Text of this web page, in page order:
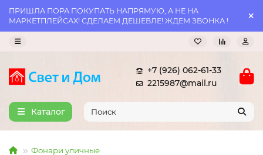
ПРИШЛА ПОРА ПОКУПАТЬ НАПРЯМУЮ, А НЕ НА
МАРКЕТПЛЕЙСАХ! СДЕЛАЕМ ДЕШЕВЛЕ! ЖДЕМ ЗВОНКА !
+7 (926) 062-61-33
2215987@mail.ru
Каталог
Фонари уличные